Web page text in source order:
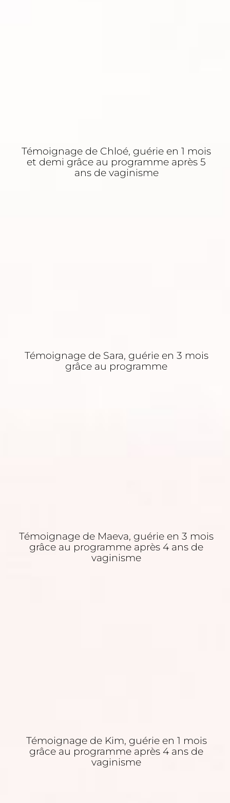
Témoignage de Chloé, guérie en 1 mois
et demi grâce au programme après 5
ans de vaginisme
Témoignage de Sara, guérie en 3 mois
grâce au programme
Témoignage de Maeva, guérie en 3 mois
grâce au programme après 4 ans de
vaginisme
Témoignage de Kim, guérie en 1 mois
grâce au programme après 4 ans de
vaginisme